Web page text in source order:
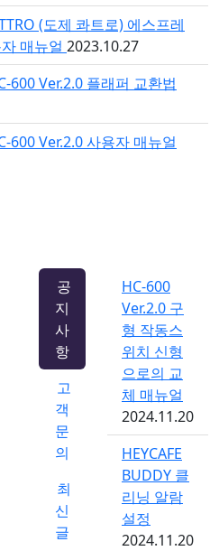
(도제 콰트로) 에스프레
매뉴얼 2023.10.27
600 Ver.2.0 플래퍼 교환법
600 Ver.2.0 사용자 매뉴얼
공
지
사
항
고
객
문
의
최
신
글
HC-600
Ver.2.0 구
형 작동스
위치 신형
으로의 교
체 매뉴얼
2024.11.20
HEYCAFE
BUDDY 클
리닝 알람
설정
2024.11.20